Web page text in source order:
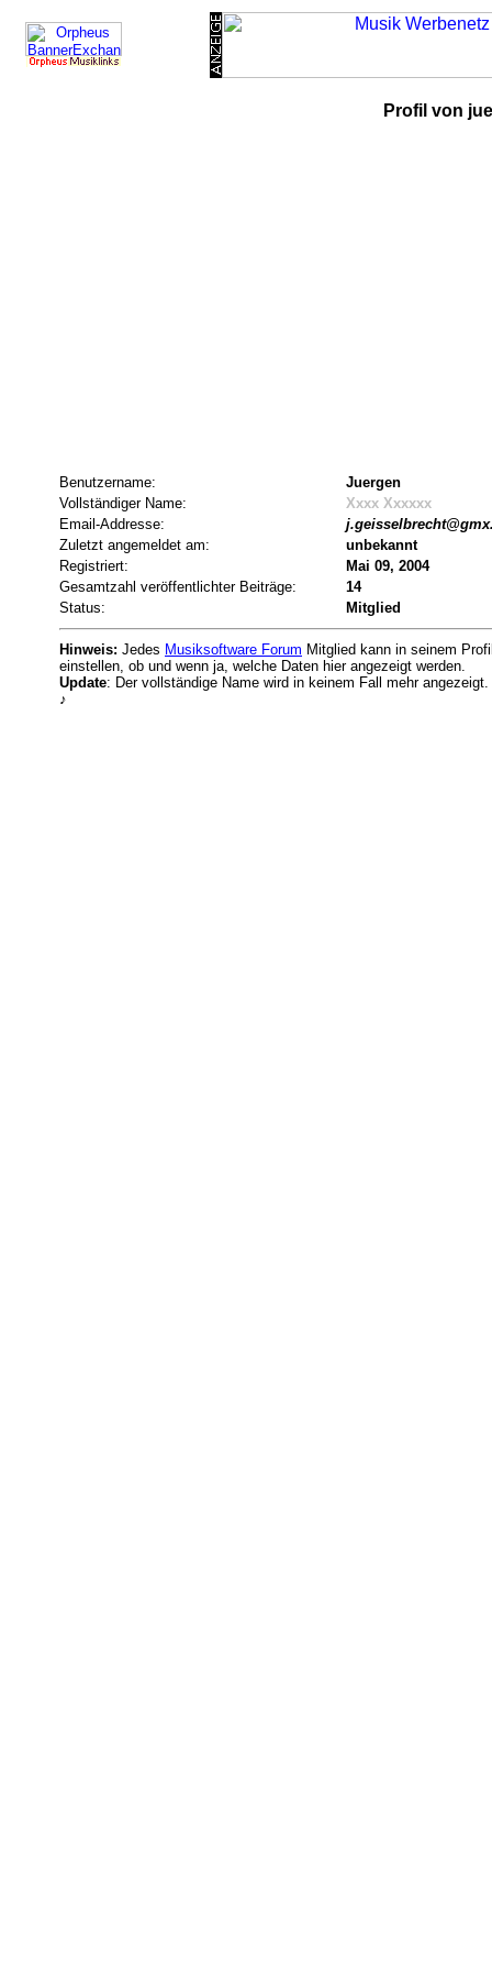
Profil von
Benutzername:
Juergen
Vollständiger Name:
Xxxx Xxxxxx
Email-Addresse:
Zuletzt angemeldet am:
unbekannt
Registriert:
Mai 09, 2004
Gesamtzahl veröffentlichter Beiträge:
14
Status:
Mitglied
Hinweis: Jedes Musiksoftware Forum Mitglied kann in seinem
einstellen, ob und wenn ja, welche Daten hier angezeigt werden.
Update: Der vollständige Name wird in keinem Fall mehr angezeigt.
♪